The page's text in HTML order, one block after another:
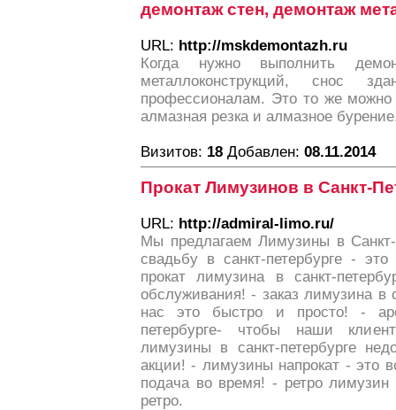
демонтаж стен, демонтаж
URL: http://mskdemontazh.ru
Когда нужно выполнить
металлоконструкций, снос
профессионалам. Это то же можно
алмазная резка и алмазное
Визитов: 18 Добавлен: 08.11.2014
Прокат Лимузинов в Санкт-
URL: http://admiral-limo.ru/
Мы предлагаем Лимузины в
свадьбу в санкт-петербурге -
прокат лимузина в санкт-
обслуживания! - заказ лимузина в
нас это быстро и просто! -
петербурге- чтобы наши
лимузины в санкт-петербурге
акции! - лимузины напрокат - это
подача во время! - ретро лимузин
ретро.